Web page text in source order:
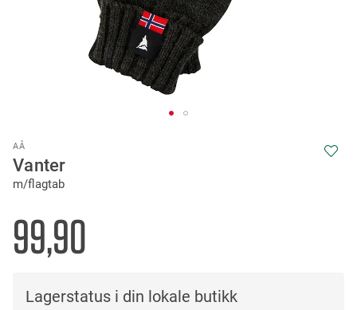
AÅ
Vanter
m/flagtab
99,90
Lagerstatus i din lokale butikk
to
the
beginning
the
images
gallery